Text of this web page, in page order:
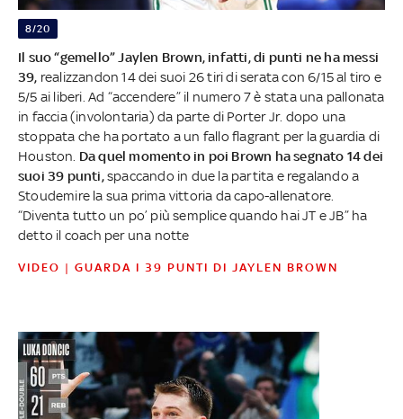
8/20
Il suo “gemello” Jaylen Brown, infatti, di punti ne ha messi
39, realizzandon 14 dei suoi 26 tiri di serata con 6/15 al tiro e
5/5 ai liberi. Ad “accendere” il numero 7 è stata una pallonata
in faccia (involontaria) da parte di Porter Jr. dopo una
stoppata che ha portato a un fallo flagrant per la guardia di
Houston. Da quel momento in poi Brown ha segnato 14 dei
suoi 39 punti,spaccando in due la partita e regalando a
Stoudemire la sua prima vittoria da capo-allenatore.
“Diventa tutto un po’ più semplice quando hai JT e JB” ha
detto il coach per una notte
VIDEO | GUARDA I 39 PUNTI DI JAYLEN BROWN